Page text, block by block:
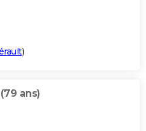
)
(79 ans)